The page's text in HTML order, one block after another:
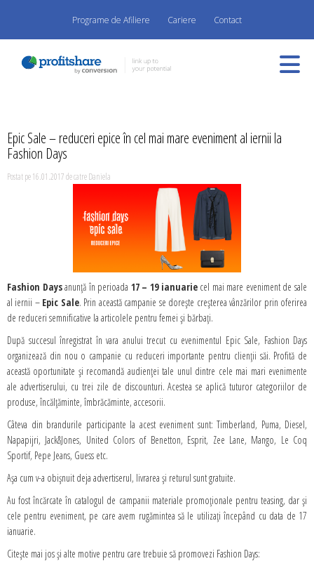
Programe de Afiliere Cariere Contact
Epic Sale – reduceri epice în cel mai mare eveniment al iernii la
Fashion Days
Postat pe 16.01.2017 de catre Daniela
Fashion Daysanunță în perioada 17 – 19 ianuariecel mai mare eveniment de sale
al iernii – Epic Sale. Prin această campanie se dorește creșterea vânzărilor prin oferirea
de reduceri semnificative la articolele pentru femei și bărbați.
După succesul înregistrat în vara anului trecut cu evenimentul Epic Sale, Fashion Days
organizează din nou o campanie cu reduceri importante pentru clienții săi. Profită de
această oportunitate și recomandă audienței tale unul dintre cele mai mari evenimente
ale advertiserului, cu trei zile de discounturi. Acestea se aplică tuturor categoriilor de
produse, încălțăminte, îmbrăcăminte, accesorii.
Câteva din brandurile participante la acest eveniment sunt: Timberland, Puma, Diesel,
Napapijri, Jack&Jones, United Colors of Benetton, Esprit, Zee Lane, Mango, Le Coq
Sportif, Pepe Jeans, Guess etc.
Așa cum v-a obișnuit deja advertiserul, livrarea și returul sunt gratuite.
Au fost încărcate în catalogul de campanii materiale promoționale pentru teasing, dar și
cele pentru eveniment, pe care avem rugămintea să le utilizați începând cu data de 17
ianuarie.
Citește mai jos și alte motive pentru care trebuie să promovezi Fashion Days: